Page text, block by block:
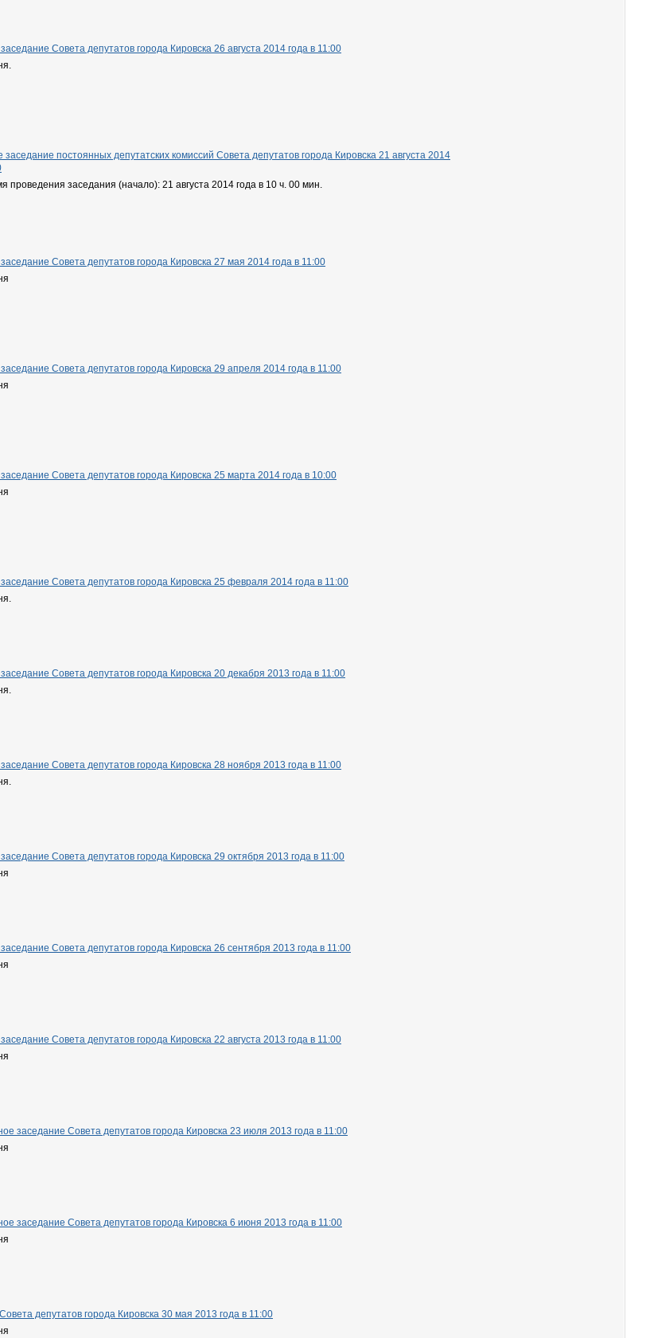
Совета депутатов города Кировска 26 августа 2014 года в 11:00
постоянных депутатских комиссий Совета депутатов города Кировска 21 августа 2014
проведения заседания (начало): 21 августа 2014 года в 10 ч. 00 мин.
Совета депутатов города Кировска 27 мая 2014 года в 11:00
Совета депутатов города Кировска 29 апреля 2014 года в 11:00
Совета депутатов города Кировска 25 марта 2014 года в 10:00
Совета депутатов города Кировска 25 февраля 2014 года в 11:00
Совета депутатов города Кировска 20 декабря 2013 года в 11:00
Совета депутатов города Кировска 28 ноября 2013 года в 11:00
Совета депутатов города Кировска 29 октября 2013 года в 11:00
Совета депутатов города Кировска 26 сентября 2013 года в 11:00
Совета депутатов города Кировска 22 августа 2013 года в 11:00
заседание Совета депутатов города Кировска 23 июля 2013 года в 11:00
заседание Совета депутатов города Кировска 6 июня 2013 года в 11:00
депутатов города Кировска 30 мая 2013 года в 11:00